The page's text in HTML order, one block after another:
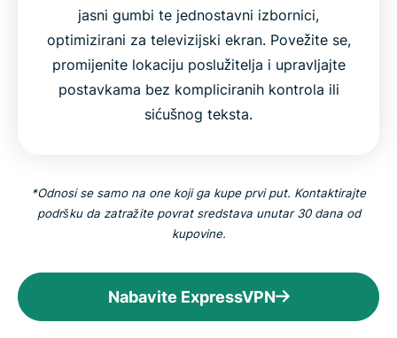
jasni gumbi te jednostavni izbornici,
optimizirani za televizijski ekran. Povežite se,
promijenite lokaciju poslužitelja i upravljajte
postavkama bez kompliciranih kontrola ili
sićušnog teksta.
*Odnosi se samo na one koji ga kupe prvi put. Kontaktirajte
podršku da zatražite povrat sredstava unutar 30 dana od
kupovine.
Nabavite ExpressVPN